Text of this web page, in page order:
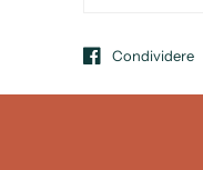
Condividere